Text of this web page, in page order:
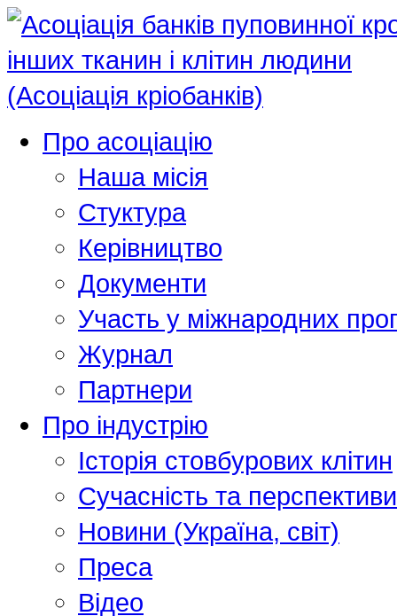
Про асоціацію
Наша місія
Стуктура
Керівництво
Документи
Участь у міжнародних
Журнал
Партнери
Про індустрію
Історія стовбурових клітин
Сучасність та перспективи
Новини (Україна, світ)
Преса
Відео